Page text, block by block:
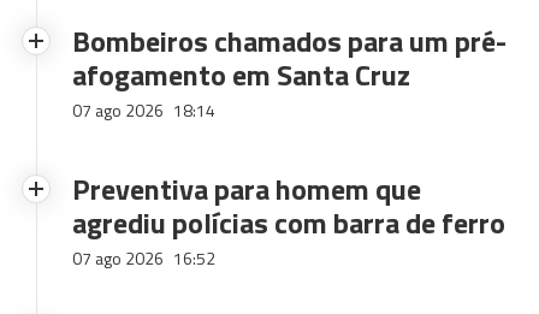
Bombeiros chamados para um pré-
afogamento em Santa Cruz
07 ago 2026 18:14
Preventiva para homem que
agrediu polícias com barra de ferro
07 ago 2026 16:52